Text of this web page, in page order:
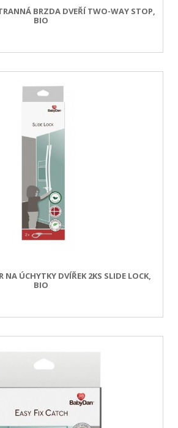
BRZDA DVEŘÍ TWO-WAY STOP,
BIO
NA ÚCHYTKY DVÍŘEK 2KS SLIDE LOCK,
BIO